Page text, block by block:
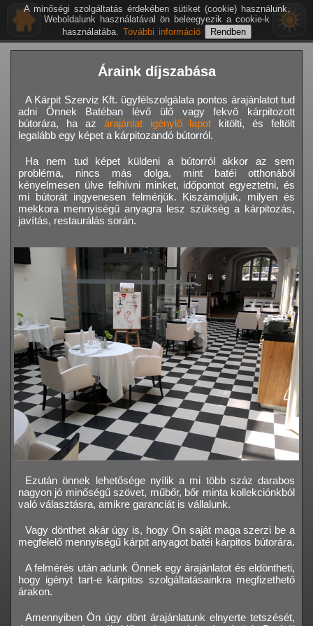
Áraink díjszabása
A Kárpit Szerviz Kft. ügyfélszolgálata pontos árajánlatot tud
adni Önnek Batéban lévő ülő vagy fekvő kárpitozott
bútorára, ha az árajánlat igénylő lapot kitölti, és feltölt
legalább egy képet a kárpitozandó bútorról.
Ha nem tud képet küldeni a bútorról akkor az sem
probléma, nincs más dolga, mint batéi otthonából
kényelmesen ülve felhívni minket, időpontot egyeztetni, és
mi bútorát ingyenesen felmérjük. Kiszámoljuk, milyen és
mekkora mennyiségű anyagra lesz szükség a kárpitozás,
javítás, restaurálás során.
Ezután önnek lehetősége nyílik a mi több száz darabos
nagyon jó minőségű szövet, műbőr, bőr minta kollekciónkból
való választásra, amikre garanciát is vállalunk.
Vagy dönthet akár úgy is, hogy Ön saját maga szerzi be a
megfelelő mennyiségű kárpit anyagot batéi kárpitos bútorára.
A felmérés után adunk Önnek egy árajánlatot és eldöntheti,
hogy igényt tart-e kárpitos szolgáltatásainkra megfizethető
árakon.
Amennyiben Ön úgy dönt árajánlatunk elnyerte tetszését,
A minőségi szolgáltatás érdekében sütiket (cookie) használunk.
Weboldalunk használatával ön beleegyezik a cookie-k
használatába. További információ